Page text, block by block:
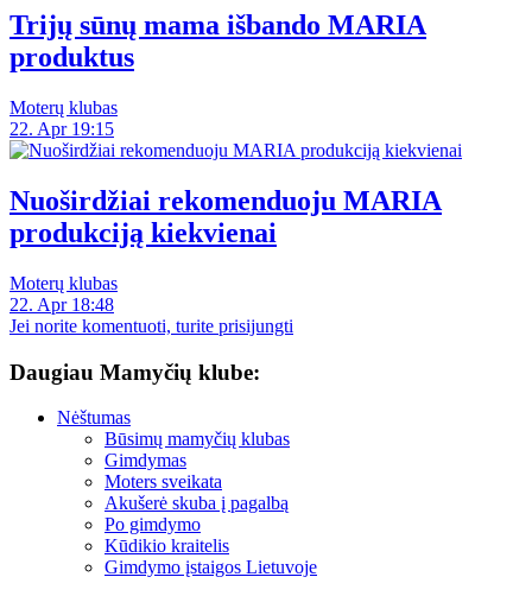
Trijų sūnų mama išbando MARIA
produktus
Moterų klubas
22. Apr 19:15
Nuoširdžiai rekomenduoju MARIA
produkciją kiekvienai
Moterų klubas
22. Apr 18:48
Jei norite komentuoti, turite prisijungti
Daugiau Mamyčių klube:
Nėštumas
Būsimų mamyčių klubas
Gimdymas
Moters sveikata
Akušerė skuba į pagalbą
Po gimdymo
Kūdikio kraitelis
Gimdymo įstaigos Lietuvoje